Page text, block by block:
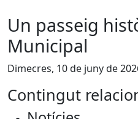
Un passeig
Municipal
Dimecres, 10 de juny de
Contingut